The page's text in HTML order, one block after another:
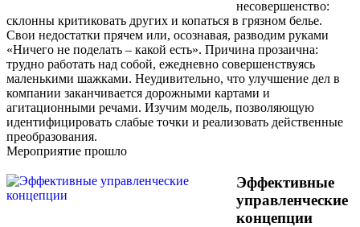
несовершенство:
склонны критиковать других и копаться в грязном белье.
Свои недостатки прячем или, осознавая, разводим руками
«Ничего не поделать – какой есть». Причина прозаична:
трудно работать над собой, ежедневно совершенствуясь
маленькими шажками. Неудивительно, что улучшение дел в
компании заканчивается дорожными картами и
агитационными речами. Изучим модель, позволяющую
идентифицировать слабые точки и реализовать действенные
преобразования.
Мероприятие прошло
Эффективные
управленческие
концепции